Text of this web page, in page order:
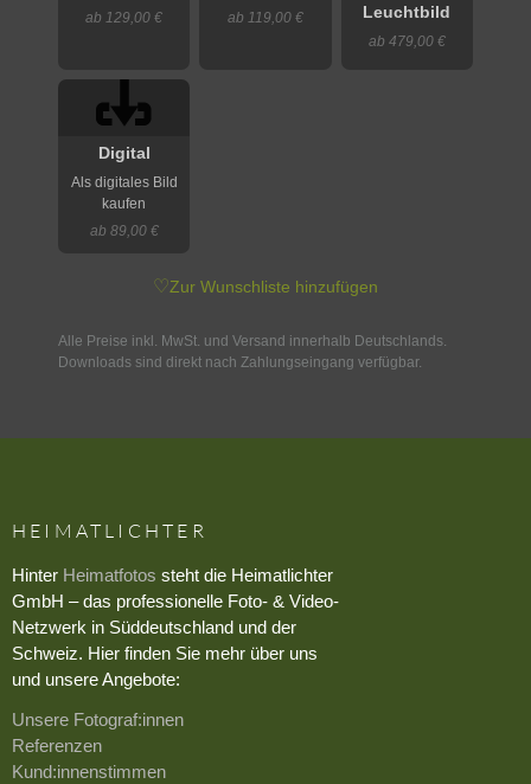
ab 129,00 € ab 119,00 €
Leuchtbild
ab 479,00 €
Digital
Als digitales Bild
kaufen
ab 89,00 €
♡Zur Wunschliste hinzufügen
Alle Preise inkl. MwSt. und Versand innerhalb Deutschlands.
Downloads sind direkt nach Zahlungseingang verfügbar.
HEIMATLICHTER
Hinter Heimatfotos steht die Heimatlichter
GmbH – das professionelle Foto- & Video-
Netzwerk in Süddeutschland und der
Schweiz. Hier finden Sie mehr über uns
und unsere Angebote:
Unsere Fotograf:innen
Referenzen
Kund:innenstimmen